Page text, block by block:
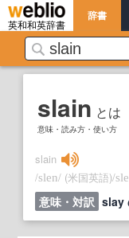
英和和英辞書
辞書
slain とは
意味・読み方・使い方
slain
/slen/ (米国英語)/
意味・対訳 slay